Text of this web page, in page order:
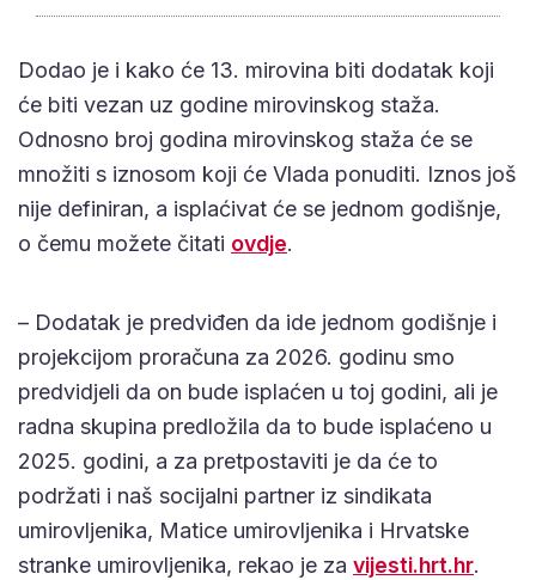
Dodao je i kako će 13. mirovina biti dodatak koji
će biti vezan uz godine mirovinskog staža.
Odnosno broj godina mirovinskog staža će se
množiti s iznosom koji će Vlada ponuditi. Iznos još
nije definiran, a isplaćivat će se jednom godišnje,
o čemu možete čitati ovdje.
– Dodatak je predviđen da ide jednom godišnje i
projekcijom proračuna za 2026. godinu smo
predvidjeli da on bude isplaćen u toj godini, ali je
radna skupina predložila da to bude isplaćeno u
2025. godini, a za pretpostaviti je da će to
podržati i naš socijalni partner iz sindikata
umirovljenika, Matice umirovljenika i Hrvatske
stranke umirovljenika, rekao je za vijesti.hrt.hr.